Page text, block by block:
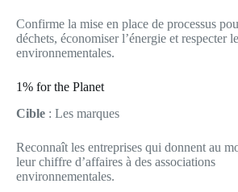
Confirme la mise en place de processus
déchets, économiser l’énergie et respecter
environnementales.
1% for the Planet
Cible : Les marques
Reconnaît les entreprises qui donnent au
leur chiffre d’affaires à des associations
environnementales.